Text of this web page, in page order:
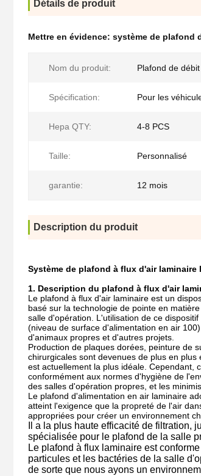
Détails de produit
Mettre en évidence: système de plafond
Nom du produit: Plafond de
Spécification: Pour les
Hepa QTY: 4-8 PCS
Taille: Personnalisé
garantie: 12 mois
Description du produit
Système de plafond à flux d'air laminaire
1. Description du plafond à flux d'air
Le plafond à flux d'air laminaire est un
basé sur la technologie de pointe en
salle d'opération. L'utilisation de ce
(niveau de surface d'alimentation en air
d'animaux propres et d'autres projets.
Production de plaques dorées, peinture de
chirurgicales sont devenues de plus en
est actuellement la plus idéale. Cependant,
conformément aux normes d'hygiène de
des salles d'opération propres, et les
Le plafond d'alimentation en air laminaire
atteint l'exigence que la propreté de l'air
appropriées pour créer un environnement
Il a la plus haute efficacité de
spécialisée pour le plafond de la salle
Le plafond à flux laminaire est
particules et les bactéries de la salle
de sorte que nous ayons un